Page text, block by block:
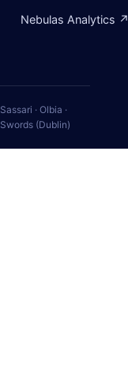
Nebulas Analytics
Sassari · Olbia ·
Swords (Dublin)